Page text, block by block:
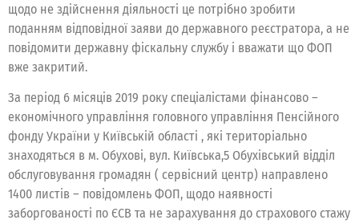
щодо не здійснення діяльності це потрібно зробити
поданням відповідної заяви до державного реєстратора, а не
повідомити державну фіскальну службу і вважати що ФОП
вже закритий.
За період 6 місяців 2019 року спеціалістами фінансово –
економічного управління головного управління Пенсійного
фонду України у Київській області , які територіально
знаходяться в м. Обухові, вул. Київська,5 Обухівський відділ
обслуговування громадян ( сервісний центр) направлено
1400 листів – повідомлень ФОП, щодо наявності
заборгованості по ЄСВ та не зарахування до страхового стажу